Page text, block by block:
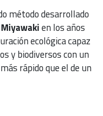
método desarrollado
en los años
ecológica capaz
y biodiversos con un
rápido que el de un